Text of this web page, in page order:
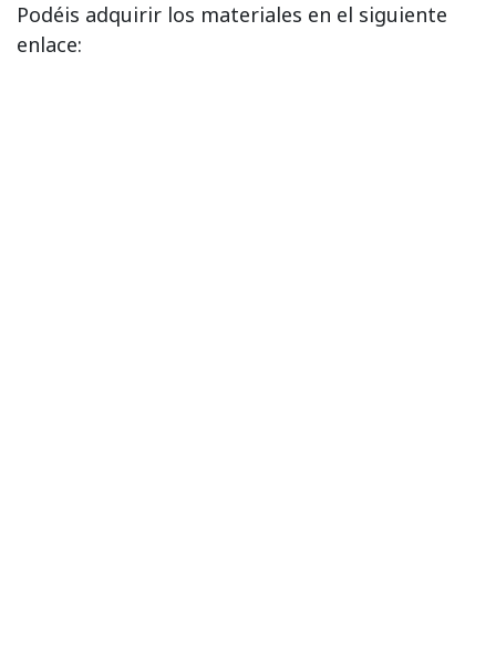
Podéis adquirir los materiales en el siguiente
enlace: